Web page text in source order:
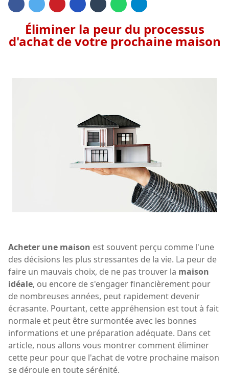
Éliminer la peur du processus
d'achat de votre prochaine maison
Acheter une maison est souvent perçu comme l'une
des décisions les plus stressantes de la vie. La peur de
faire un mauvais choix, de ne pas trouver la maison
idéale, ou encore de s'engager financièrement pour
de nombreuses années, peut rapidement devenir
écrasante. Pourtant, cette appréhension est tout à fait
normale et peut être surmontée avec les bonnes
informations et une préparation adéquate. Dans cet
article, nous allons vous montrer comment éliminer
cette peur pour que l'achat de votre prochaine maison
se déroule en toute sérénité.